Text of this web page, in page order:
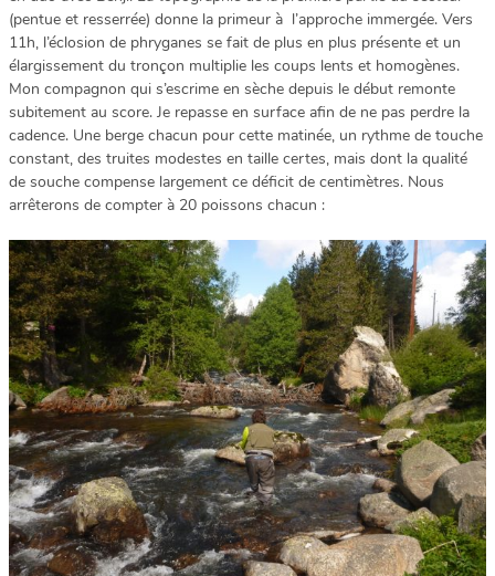
(pentue et resserrée) donne la primeur à l’approche immergée. Vers
11h, l’éclosion de phryganes se fait de plus en plus présente et un
élargissement du tronçon multiplie les coups lents et homogènes.
Mon compagnon qui s’escrime en sèche depuis le début remonte
subitement au score. Je repasse en surface afin de ne pas perdre la
cadence. Une berge chacun pour cette matinée, un rythme de touche
constant, des truites modestes en taille certes, mais dont la qualité
de souche compense largement ce déficit de centimètres. Nous
arrêterons de compter à 20 poissons chacun :